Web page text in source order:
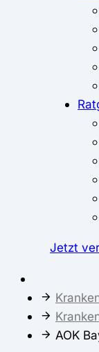
Jetzt
AOK